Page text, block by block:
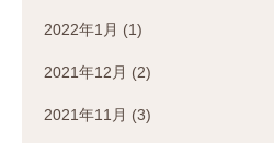
2022年1月 (1)
2021年12月 (2)
2021年11月 (3)